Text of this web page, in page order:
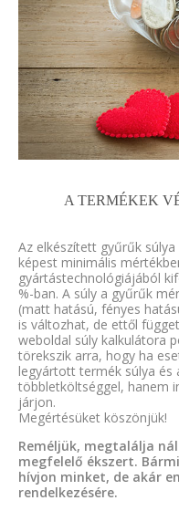
A TERMÉKEK
Az elkészített gyűrűk
képest minimális
gyártástechnológiájából
%-ban. A súly a gyűrűk
(matt hatású, fényes
is változhat, de ettől
weboldal súly kalkulátora
törekszik arra, hogy ha
legyártott termék súlya és
többletköltséggel, hanem
járjon.
Megértésüket köszönjük!
Reméljük, megtalálja
megfelelő ékszert.
hívjon minket, de akár
rendelkezésére.